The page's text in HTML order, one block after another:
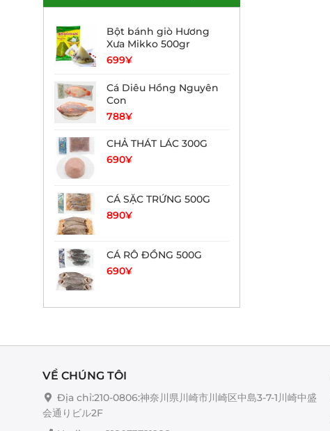
Bột bánh giò Hương
Xưa Mikko 500gr
699¥
Cá Diêu Hồng Nguyên
Con
788¥
CHẢ THÁT LÁC 300G
690¥
CÁ SẶC TRỨNG 500G
890¥
CÁ RÔ ĐỒNG 500G
690¥
VỀ CHÚNG TÔI
Địa chỉ:210-0806:神奈川県川崎市川崎区中島3-7-1川崎中盛
会通りビル2F